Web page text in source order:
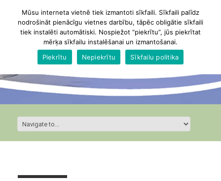
Mūsu interneta vietnē tiek izmantoti sīkfaili. Sīkfaili palīdz
nodrošināt pienācīgu vietnes darbību, tāpēc obligātie sīkfaili
tiek instalēti automātiski. Nospiežot “piekrītu”, jūs piekrītat
mērķa sīkfailu instalēšanai un izmantošanai.
Piekrītu
Nepiekrītu Sīkfailu politika